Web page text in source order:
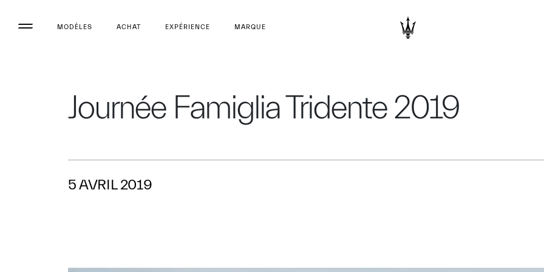
MODÈLES ACHAT EXPÉRIENCE MARQUE
Journée Famiglia Tridente 2019
5 AVRIL 2019